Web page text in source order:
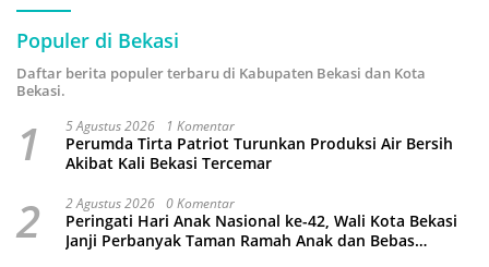
Populer di Bekasi
Daftar berita populer terbaru di Kabupaten Bekasi dan Kota
Bekasi.
1 5 Agustus 2026 1 Komentar
Perumda Tirta Patriot Turunkan Produksi Air Bersih
Akibat Kali Bekasi Tercemar
2 2 Agustus 2026 0 Komentar
Peringati Hari Anak Nasional ke-42, Wali Kota Bekasi
Janji Perbanyak Taman Ramah Anak dan Bebas